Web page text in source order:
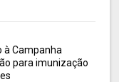
à Campanha
para imunização